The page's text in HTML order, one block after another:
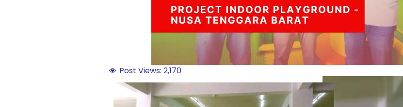
Post Views: 2,170